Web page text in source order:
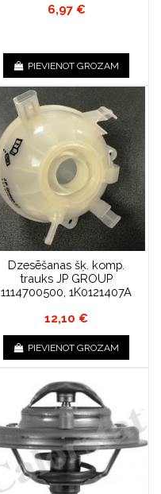
6,97 €
PIEVIENOT GROZAM
Dzesēšanas šķ. komp.
trauks JP GROUP
1114700500, 1K0121407A
12,10 €
PIEVIENOT GROZAM